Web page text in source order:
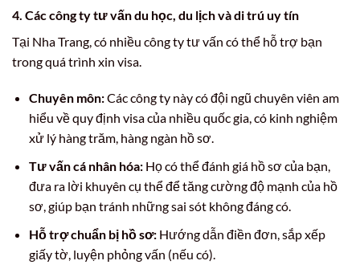
4. Các công ty tư vấn du học, du lịch và di trú uy tín
Tại Nha Trang, có nhiều công ty tư vấn có thể hỗ trợ bạn
trong quá trình xin visa.
Chuyên môn:Các công ty này có đội ngũ chuyên viên am
hiểu về quy định visa của nhiều quốc gia, có kinh nghiệm
xử lý hàng trăm, hàng ngàn hồ sơ.
Tư vấn cá nhân hóa:Họ có thể đánh giá hồ sơ của bạn,
đưa ra lời khuyên cụ thể để tăng cường độ mạnh của hồ
sơ, giúp bạn tránh những sai sót không đáng có.
Hỗ trợ chuẩn bị hồ sơ:Hướng dẫn điền đơn, sắp xếp
giấy tờ, luyện phỏng vấn (nếu có).